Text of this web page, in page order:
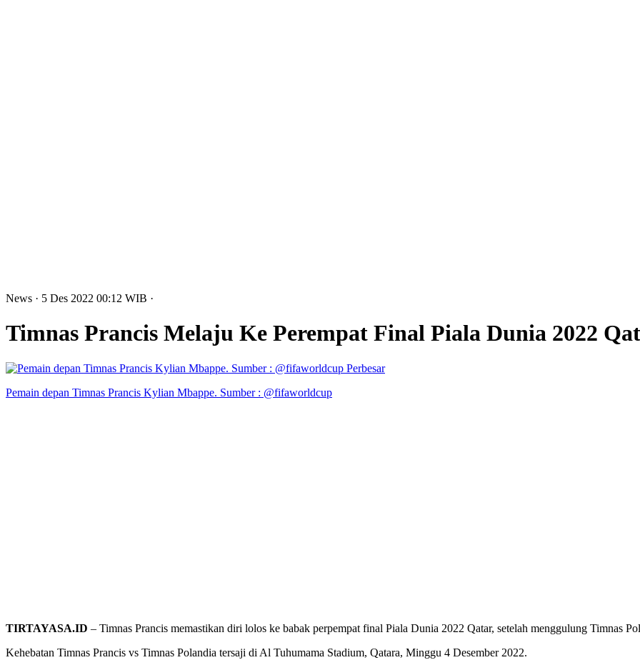
News · 5 Des 2022 00:12 WIB ·
Timnas Prancis Melaju Ke Perempat Final Piala Dunia 2022
Perbesar
Pemain depan Timnas Prancis Kylian Mbappe. Sumber : @fifaworldcup
TIRTAYASA.ID – Timnas Prancis memastikan diri lolos ke babak perpempat final Piala Dunia 2022 Qatar, setelah menggulung Timnas
Kehebatan Timnas Prancis vs Timnas Polandia tersaji di Al Tuhumama Stadium, Qatara, Minggu 4 Desember 2022.